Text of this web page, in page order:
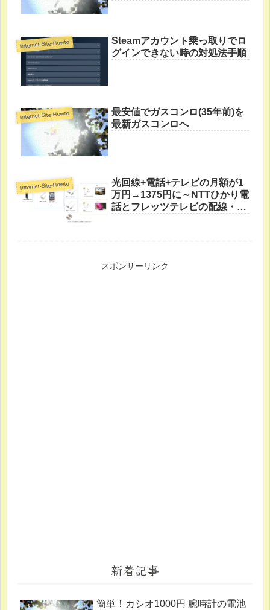
Internet-Site-Howto
Steamアカウント乗っ取りでロ
グインできない時の対処法手順
Internet-Site-Howto
最安値でガスコンロ(35年前)を
最新ガスコンロへ
Internet-Site-Howto
光回線+電話+テレビの月額が1
万円→1375円に～NTTひかり電
話とフレッツテレビの配線・設
スポンサーリンク
新着記事
簡単！カシオ1000円 腕時計の電池